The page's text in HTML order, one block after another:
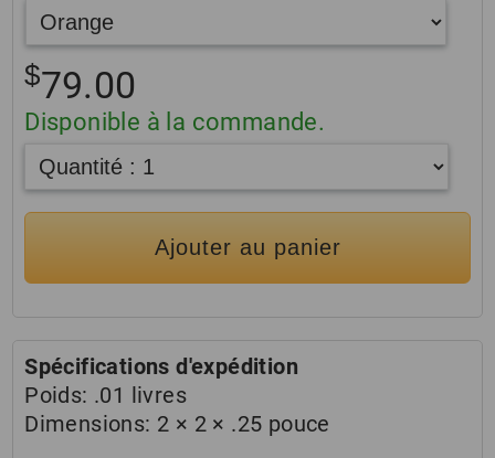
$79.00
Disponible à la commande.
Ajouter au panier
Spécifications d'expédition
Poids: .01 livres
Dimensions: 2 × 2 × .25 pouce